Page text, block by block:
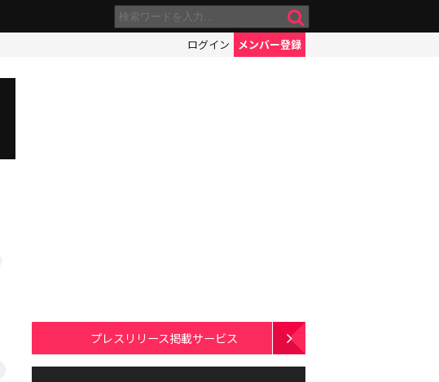
ログイン メンバー登録
プレスリリース掲載サービス